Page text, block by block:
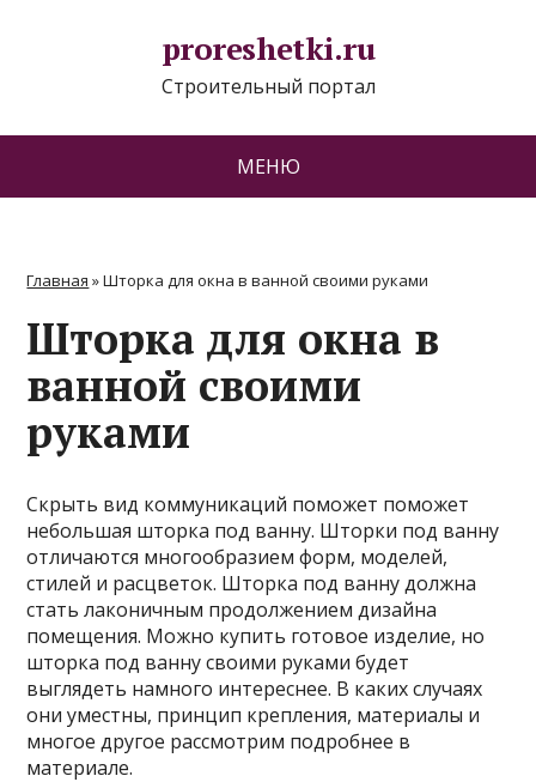
proreshetki.ru
Строительный портал
МЕНЮ
Главная »Шторка для окна в ванной своими руками
Шторка для окна в
ванной своими
руками
Скрыть вид коммуникаций поможет поможет
небольшая шторка под ванну. Шторки под ванну
отличаются многообразием форм, моделей,
стилей и расцветок. Шторка под ванну должна
стать лаконичным продолжением дизайна
помещения. Можно купить готовое изделие, но
шторка под ванну своими руками будет
выглядеть намного интереснее. В каких случаях
они уместны, принцип крепления, материалы и
многое другое рассмотрим подробнее в
материале.